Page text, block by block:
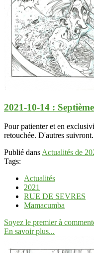
2021-10-14 :
Pour patienter et en
retouchée. D'autres suivront.
Publié dansActualités de
Tags:
Actualités
2021
RUE DE SEVRES
Mamacumba
Soyez le premier à
En savoir plus...